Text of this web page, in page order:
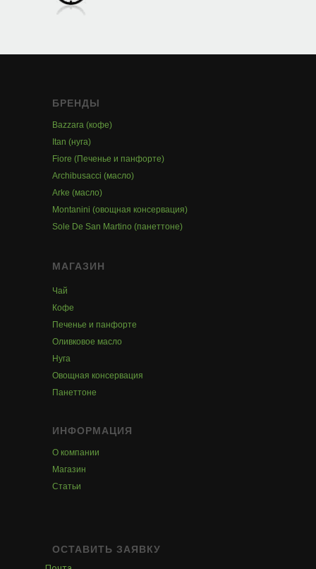
БРЕНДЫ
Bazzara (кофе)
Itan (нуга)
Fiore (Печенье и панфорте)
Archibusacci (масло)
Arke (масло)
Montanini (овощная консервация)
Sole De San Martino (панеттоне)
МАГАЗИН
Чай
Кофе
Печенье и панфорте
Оливковое масло
Нуга
Овощная консервация
Панеттоне
ИНФОРМАЦИЯ
О компании
Магазин
Статьи
ОСТАВИТЬ ЗАЯВКУ